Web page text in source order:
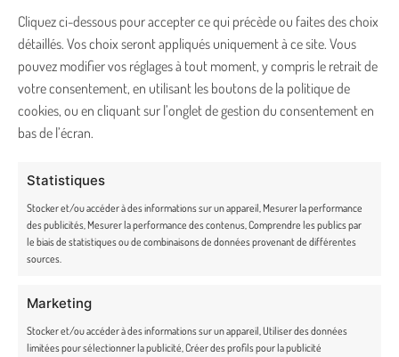
Cliquez ci-dessous pour accepter ce qui précède ou faites des choix
détaillés. Vos choix seront appliqués uniquement à ce site. Vous
pouvez modifier vos réglages à tout moment, y compris le retrait de
votre consentement, en utilisant les boutons de la politique de
cookies, ou en cliquant sur l’onglet de gestion du consentement en
bas de l’écran.
Statistiques
Stocker et/ou accéder à des informations sur un appareil, Mesurer la performance
des publicités, Mesurer la performance des contenus, Comprendre les publics par
le biais de statistiques ou de combinaisons de données provenant de différentes
sources.
Marketing
Stocker et/ou accéder à des informations sur un appareil, Utiliser des données
limitées pour sélectionner la publicité, Créer des profils pour la publicité
Fidélité
Rétractation et retours
CONTACT
Lundi – vendredi de 9h30 à 17h30